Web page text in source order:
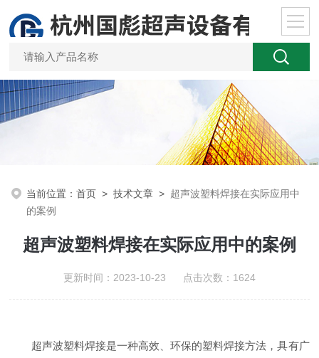
当前位置：首页 >技术文章 > 超声波塑料焊接在实际应用中
的案例
超声波塑料焊接在实际应用中的案例
更新时间：2023-10-23 点击次数：1624
超声波塑料焊接是一种高效、环保的塑料焊接方法，具有广